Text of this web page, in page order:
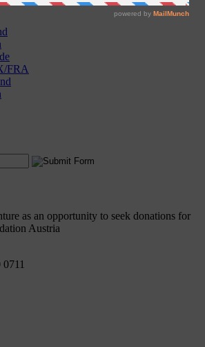
FRA
as an opportunity to seek donations for
Austria